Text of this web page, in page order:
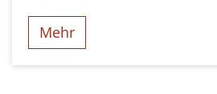
Mehr